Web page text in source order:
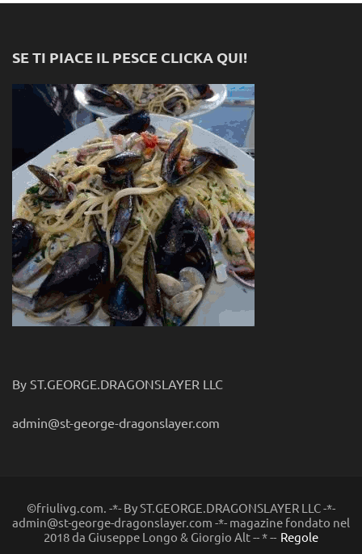
SE TI PIACE IL PESCE CLICKA QUI!
By ST.GEORGE.DRAGONSLAYER LLC
admin@st-george-dragonslayer.com
©friulivg.com. -*- By ST.GEORGE.DRAGONSLAYER LLC -*-
admin@st-george-dragonslayer.com -*- magazine fondato nel
2018 da Giuseppe Longo & Giorgio Alt -- * -- Regole